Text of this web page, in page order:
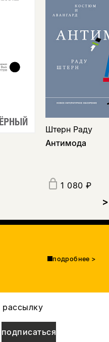
Штерн Раду
Антимода
1 080 ₽
>
подробнее >
подписаться